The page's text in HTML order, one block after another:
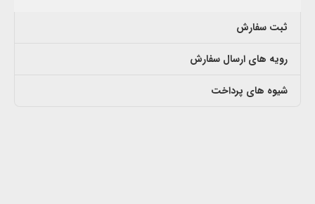
ثبت سفارش
رویه های ارسال سفارش
شیوه های پرداخت